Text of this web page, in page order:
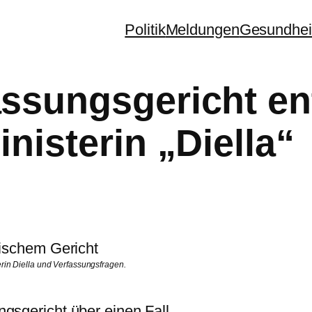
PolitikMeldungen
„Diella“
Diella und Verfassungsfragen.